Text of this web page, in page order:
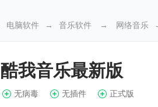
电脑软件 → 音乐软件 → 网络音乐
酷我音乐最新版
无病毒 无插件 正式版